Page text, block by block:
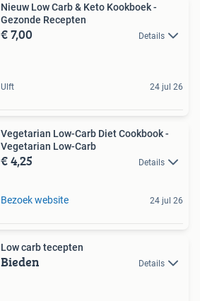
Nieuw Low Carb & Keto Kookboek -
Gezonde Recepten
€ 7,00 Details
Ulft 24 jul 26
Vegetarian Low-Carb Diet Cookbook -
Vegetarian Low-Carb
€ 4,25 Details
Bezoek website 24 jul 26
Low carb tecepten
Bieden Details